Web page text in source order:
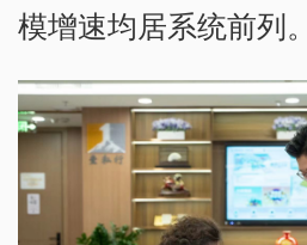
模增速均居系统前列。